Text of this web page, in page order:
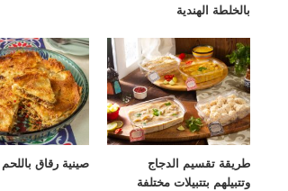
بالخلطة الهندية
طريقة تقسيم الدجاج
وتتبيلهم بتتبيلات مختلفة
صينية رقاق